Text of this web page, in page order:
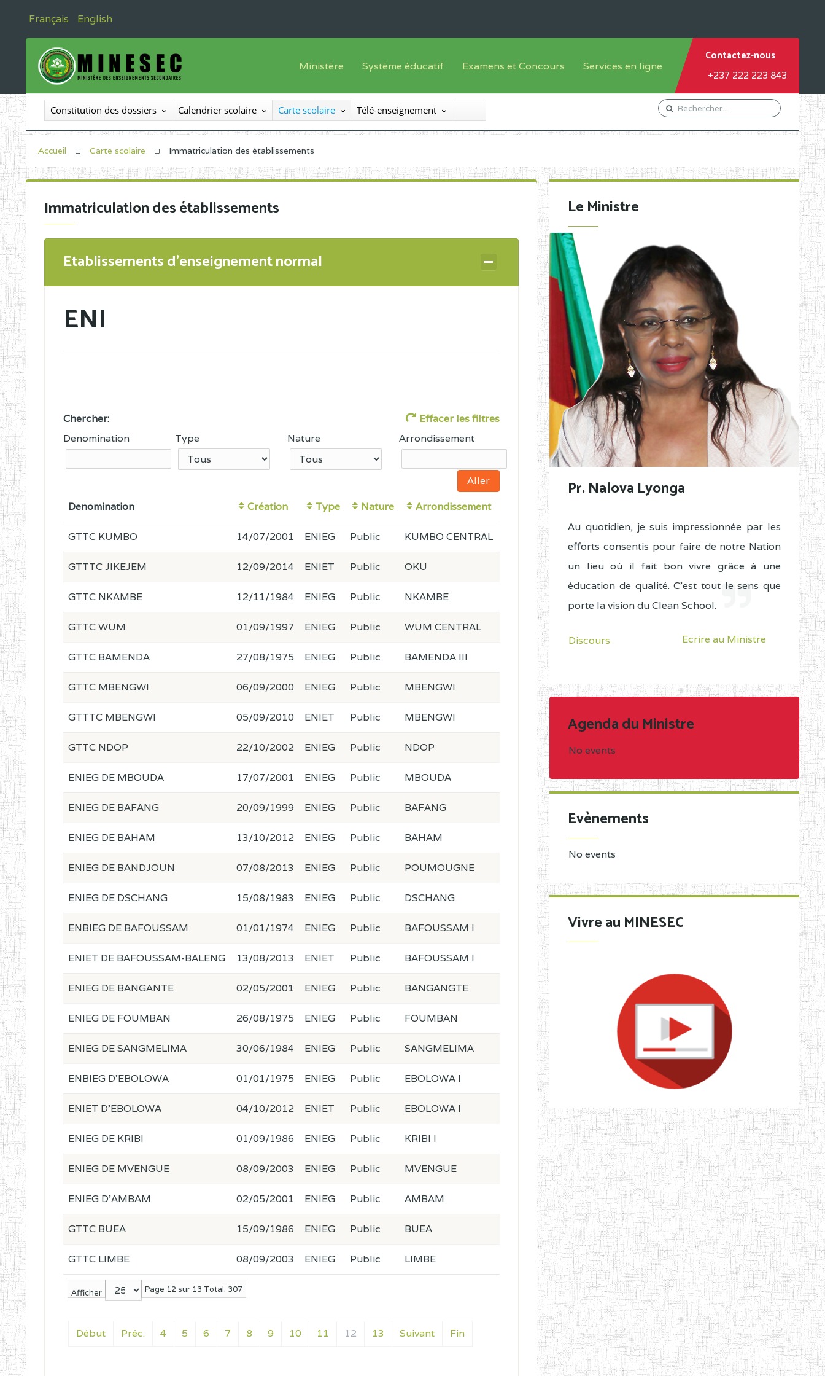
Français English
Ministère
Le Ministre
Le SEESEN
Inspection Générale des Enseignements
Organigramme
Système éducatif
Offre de formation
Sous système francophone
Progammes d'études
Examens et Concours
Inscriptions
Liste des candidats
Diplômes disponibles
Services en ligne
Orientation Conseil
Gestion du Personnel
Demande de subvention
Contactez-nous
+237 222 223 843
Constitution des dossiers Calendrier scolaire Carte scolaire Télé-enseignement
Accueil Carte scolaire Immatriculation des établissements
Immatriculation des établissements
Etablissements d'enseignement normal
ENI
Chercher:
Effacer les filtres
Denomination
Type Nature Arrondissement
Denomination Création Type Nature Arrondissement
Afficher Page 12 sur 13 Total: 307
Début Préc. 4 5 6 7 8 9 10 11 12 13 Suivant Fin
GTTC KUMBO 14/07/2001 ENIEG Public KUMBO CENTRAL
GTTTC JIKEJEM 12/09/2014 ENIET Public OKU
GTTC NKAMBE 12/11/1984 ENIEG Public NKAMBE
GTTC WUM 01/09/1997 ENIEG Public WUM CENTRAL
GTTC BAMENDA 27/08/1975 ENIEG Public BAMENDA III
GTTC MBENGWI 06/09/2000 ENIEG Public MBENGWI
GTTTC MBENGWI 05/09/2010 ENIET Public MBENGWI
GTTC NDOP 22/10/2002 ENIEG Public NDOP
ENIEG DE MBOUDA 17/07/2001 ENIEG Public MBOUDA
ENIEG DE BAFANG 20/09/1999 ENIEG Public BAFANG
ENIEG DE BAHAM 13/10/2012 ENIEG Public BAHAM
ENIEG DE BANDJOUN 07/08/2013 ENIEG Public POUMOUGNE
ENIEG DE DSCHANG 15/08/1983 ENIEG Public DSCHANG
ENBIEG DE BAFOUSSAM 01/01/1974 ENIEG Public BAFOUSSAM I
ENIET DE BAFOUSSAM-BALENG 13/08/2013 ENIET Public BAFOUSSAM I
ENIEG DE BANGANTE 02/05/2001 ENIEG Public BANGANGTE
ENIEG DE FOUMBAN 26/08/1975 ENIEG Public FOUMBAN
ENIEG DE SANGMELIMA 30/06/1984 ENIEG Public SANGMELIMA
ENBIEG D'EBOLOWA 01/01/1975 ENIEG Public EBOLOWA I
ENIET D'EBOLOWA 04/10/2012 ENIET Public EBOLOWA I
ENIEG DE KRIBI 01/09/1986 ENIEG Public KRIBI I
ENIEG DE MVENGUE 08/09/2003 ENIEG Public MVENGUE
ENIEG D'AMBAM 02/05/2001 ENIEG Public AMBAM
GTTC BUEA 15/09/1986 ENIEG Public BUEA
GTTC LIMBE 08/09/2003 ENIEG Public LIMBE
Le Ministre
Pr. Nalova Lyonga
Au quotidien, je suis impressionnée par les
efforts consentis pour faire de notre Nation
un lieu où il fait bon vivre grâce à une
éducation de qualité. C'est tout le sens que
porte la vision du Clean School.
Discours Ecrire au Ministre
Agenda du Ministre
No events
Evènements
No events
Vivre au MINESEC